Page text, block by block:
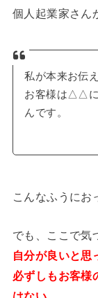
個人起業家さん
私が本来お伝
お客様は△△に
んです。
こんなふうにお
でも、ここで気
自分が良いと思
必ずしもお客様